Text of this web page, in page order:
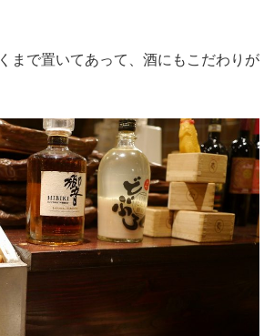
まで置いてあって、酒にもこだわりが